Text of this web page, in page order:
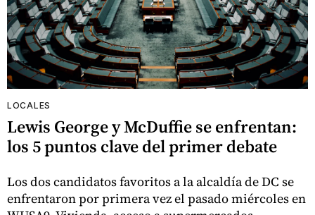
LOCALES
Lewis George y McDuffie se enfrentan:
los 5 puntos clave del primer debate
Los dos candidatos favoritos a la alcaldía de DC se
enfrentaron por primera vez el pasado miércoles en